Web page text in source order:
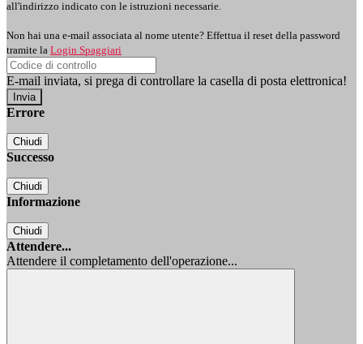
all'indirizzo indicato con le istruzioni necessarie.
Non hai una e-mail associata al nome utente? Effettua il reset della password
tramite la Login Spaggiari
E-mail inviata, si prega di controllare la casella di posta elettronica!
Errore
Chiudi
Successo
Chiudi
Informazione
Chiudi
Attendere...
Attendere il completamento dell'operazione...